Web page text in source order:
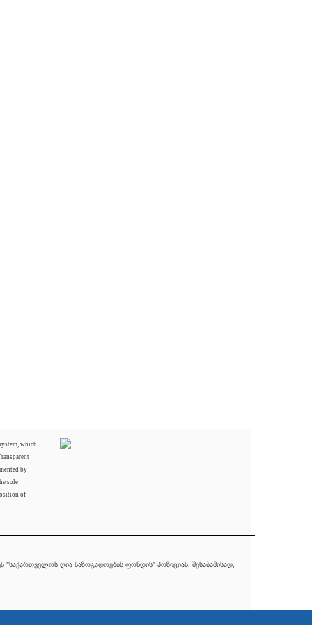
which
by
sole
of
ღია საზოგადოების ფონდის" პოზიციას. შესაბამისად,